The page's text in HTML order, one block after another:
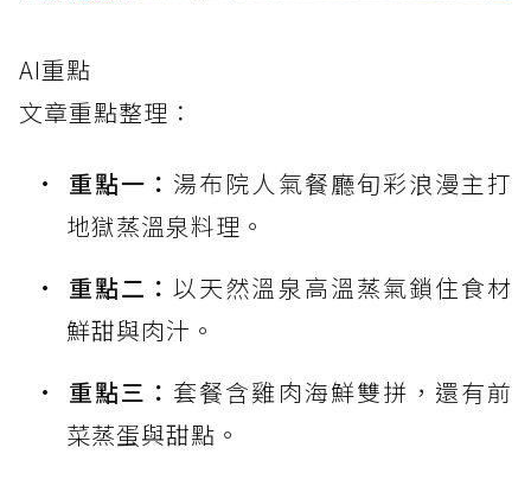
AI重點
文章重點整理：
重點一： 湯布院人氣餐廳旬彩浪漫主打
地獄蒸溫泉料理。
重點二：以天然溫泉高溫蒸氣鎖住食材
鮮甜與肉汁。
重點三： 套餐含雞肉海鮮雙拼，還有前
菜蒸蛋與甜點。